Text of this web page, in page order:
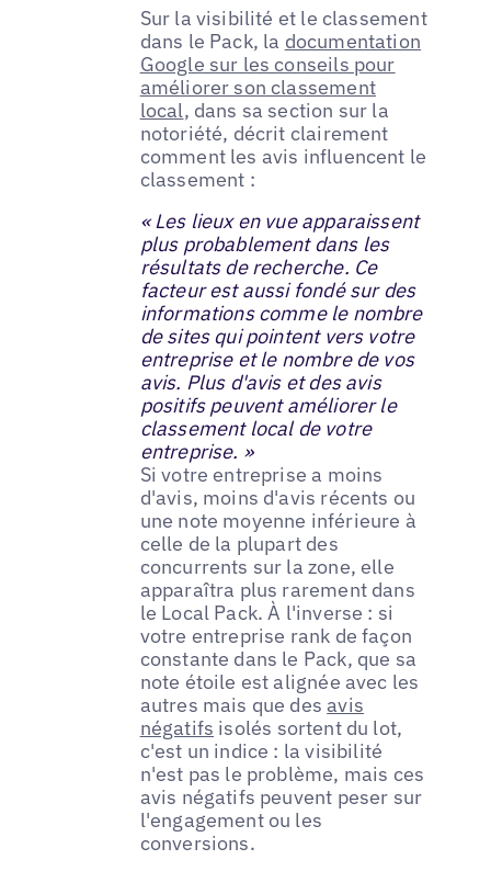
Sur la visibilité et le classement
dans le Pack, la documentation
Google sur les conseils pour
améliorer son classement
local, dans sa section sur la
notoriété, décrit clairement
comment les avis influencent le
classement :
« Les lieux en vue apparaissent
plus probablement dans les
résultats de recherche. Ce
facteur est aussi fondé sur des
informations comme le nombre
de sites qui pointent vers votre
entreprise et le nombre de vos
avis. Plus d'avis et des avis
positifs peuvent améliorer le
classement local de votre
entreprise. »
Si votre entreprise a moins
d'avis, moins d'avis récents ou
une note moyenne inférieure à
celle de la plupart des
concurrents sur la zone, elle
apparaîtra plus rarement dans
le Local Pack. À l'inverse : si
votre entreprise rank de façon
constante dans le Pack, que sa
note étoile est alignée avec les
autres mais que desavis
négatifs isolés sortent du lot,
c'est un indice : la visibilité
n'est pas le problème, mais ces
avis négatifs peuvent peser sur
l'engagement ou les
conversions.